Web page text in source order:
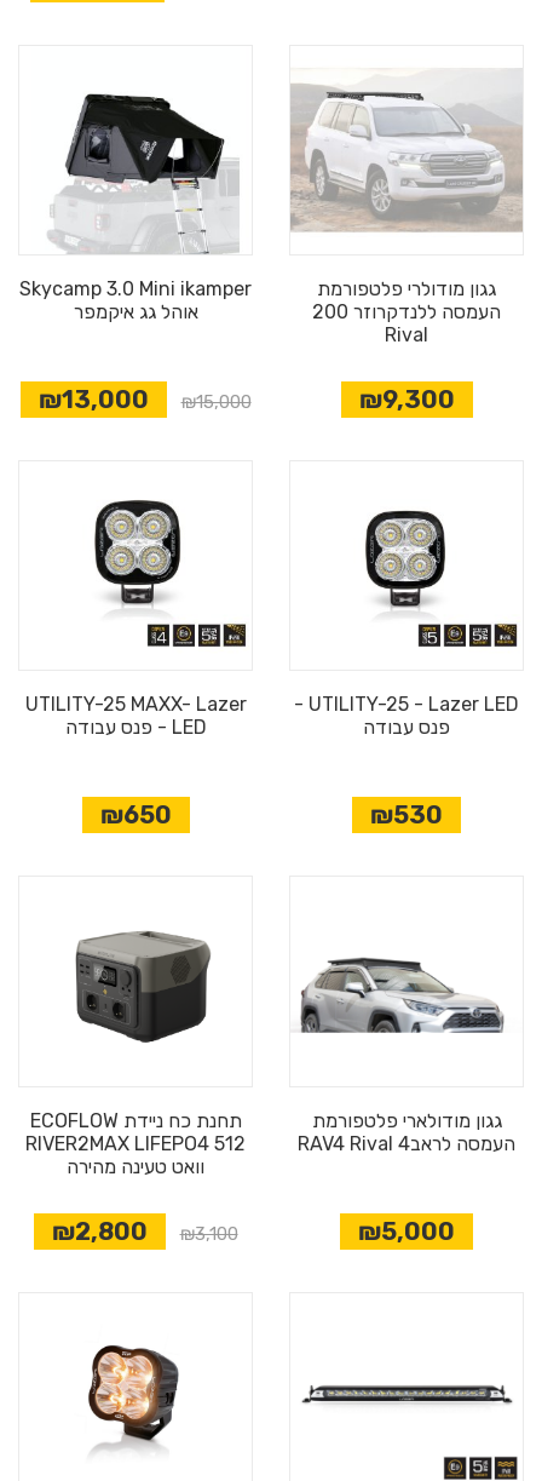
גגון מודולרי פלטפורמת
העמסה ללנדקרוזר 200
Rival
₪9,300
Skycamp 3.0 Mini ikamper
אוהל גג איקמפר
₪15,000
₪13,000
UTILITY-25 - Lazer LED -
פנס עבודה
₪530
UTILITY-25 MAXX- Lazer
LED - פנס עבודה
₪650
גגון מודולארי פלטפורמת
העמסה לראב4 RAV4 Rival
₪5,000
תחנת כח ניידת ECOFLOW
RIVER2MAX LIFEPO4 512
וואט טעינה מהירה
₪3,100
₪2,800